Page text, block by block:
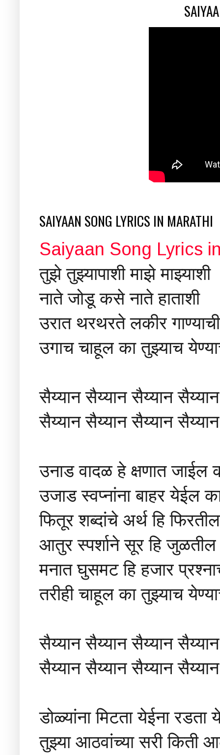
SAIYAAN SONG LYRICS IN MARATHI
Saiyaan Song Lyrics
तुझे तुझ्यापाशी माझे माझ्याशी
नाते जोडू कसे नाते हाताशी
उरात थरथरते लकीर गाण्याची
उगाच चाहूल का तुझ्याच
सैय्यान सैय्यान सैय्यान सैय्यान
सैय्यान सैय्यान सैय्यान सैय्यान
उनाड वादळ हे क्षणात जाईल
उजाड स्वप्नांना बाहर येईल
फितूर शब्दांचे अर्थ हि
आतुर स्पर्शाने सूर हि
मनात घुसमट हि हजार
तरीही चाहूल का तुझ्याच
सैय्यान सैय्यान सैय्यान सैय्यान
सैय्यान सैय्यान सैय्यान सैय्यान
डोळ्यांना मिटता येईना रडता
तुझ्या आठवांच्या सरी किती